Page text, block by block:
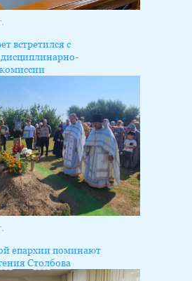
встретился с
дисциплинарно-
епархии поминают
Столбова